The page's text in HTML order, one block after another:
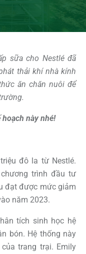
sữa cho Nestlé đã
thải khí nhà kính
ăn chăn nuôi để
này nhé!
đô la từ Nestlé.
trình đầu tư
đạt được mức giảm
năm 2023.
tích sinh học hệ
bón. Hệ thống này
trang trại. Emily